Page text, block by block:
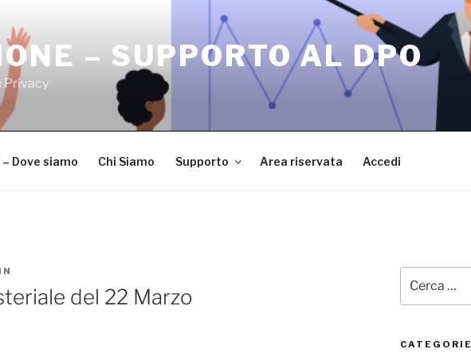
– SUPPORTO AL DPO
Privacy
Dove siamo Chi Siamo Supporto Area riservata Accedi
del 22 Marzo
CATEGORIE